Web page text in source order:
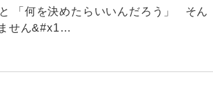
「何を決めたらいいんだろう」 そん
せん&#x1…